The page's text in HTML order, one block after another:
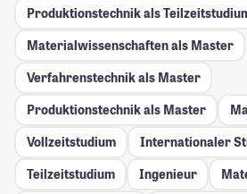
Produktionstechnik als
Materialwissenschaften als Master
Verfahrenstechnik als Master
Produktionstechnik als Master
Vollzeitstudium
Internationaler
Teilzeitstudium
Ingenieur